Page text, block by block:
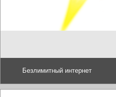
Безлимитный интернет